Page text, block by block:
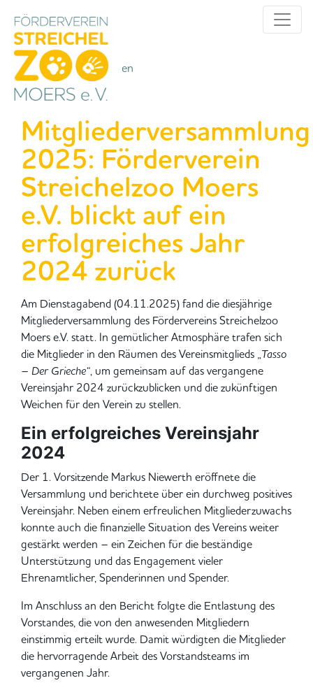
KategorienAlle Kategorien
Mitgliederversammlung
2025: Förderverein
Streichelzoo Moers
e.V. blickt auf ein
erfolgreiches Jahr
2024 zurück
Am Dienstagabend (04.11.2025) fand die diesjährige
Mitgliederversammlung des Fördervereins Streichelzoo
Moers e.V. statt. In gemütlicher Atmosphäre trafen sich
die Mitglieder in den Räumen des Vereinsmitglieds „Tasso
– Der Grieche“, um gemeinsam auf das vergangene
Vereinsjahr 2024 zurückzublicken und die zukünftigen
Weichen für den Verein zu stellen.
Ein erfolgreiches Vereinsjahr
2024
Der 1. Vorsitzende Markus Niewerth eröffnete die
Versammlung und berichtete über ein durchweg positives
Vereinsjahr. Neben einem erfreulichen Mitgliederzuwachs
konnte auch die finanzielle Situation des Vereins weiter
gestärkt werden – ein Zeichen für die beständige
Unterstützung und das Engagement vieler
Ehrenamtlicher, Spenderinnen und Spender.
Im Anschluss an den Bericht folgte die Entlastung des
Vorstandes, die von den anwesenden Mitgliedern
einstimmig erteilt wurde. Damit würdigten die Mitglieder
die hervorragende Arbeit des Vorstandsteams im
vergangenen Jahr.